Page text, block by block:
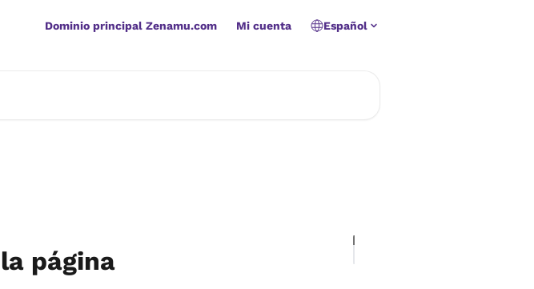
Dominio principal Zenamu.com Mi cuenta Español
página